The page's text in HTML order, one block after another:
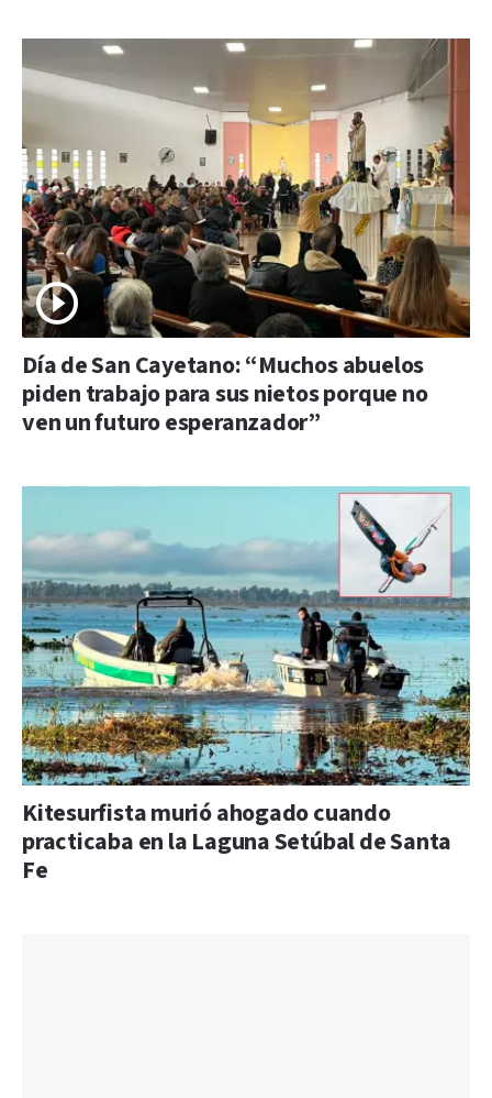
Día de San Cayetano: “Muchos abuelos
piden trabajo para sus nietos porque no
ven un futuro esperanzador”
Kitesurfista murió ahogado cuando
practicaba en la Laguna Setúbal de Santa
Fe